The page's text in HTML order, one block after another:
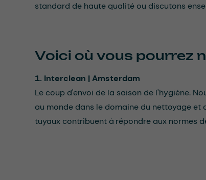
standard de haute qualité ou discutons
Voici où vous pourrez
1. Interclean | Amsterdam
Le coup d'envoi de la saison de l'hygiène.
au monde dans le domaine du nettoyage et
tuyaux contribuent à répondre aux normes